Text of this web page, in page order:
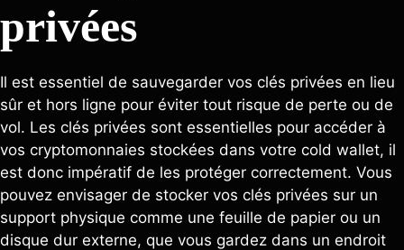
privées
Il est essentiel de sauvegarder vos clés privées en lieu
sûr et hors ligne pour éviter tout risque de perte ou de
vol. Les clés privées sont essentielles pour accéder à
vos cryptomonnaies stockées dans votre cold wallet, il
est donc impératif de les protéger correctement. Vous
pouvez envisager de stocker vos clés privées sur un
support physique comme une feuille de papier ou un
disque dur externe, que vous gardez dans un endroit